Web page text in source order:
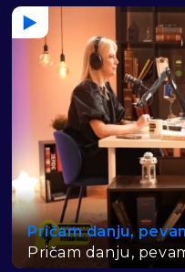
Pričam danju,
Pričam danju,